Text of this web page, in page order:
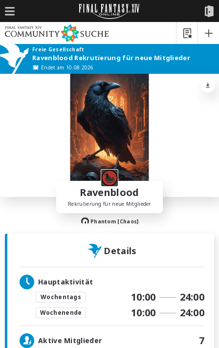
Freie Gesellschaft
Ravenblood Rekrutierung für neue Mitglieder
Endet am 10.08.2026
Ravenblood
Rekrutierung für neue Mitglieder
Phantom [Chaos]
Details
Hauptaktivität
Wochentags 10:00 24:00
Wochenende 10:00 24:00
Aktive Mitglieder 7